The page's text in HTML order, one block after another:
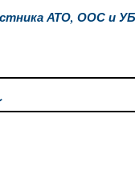
АТО, ООС и